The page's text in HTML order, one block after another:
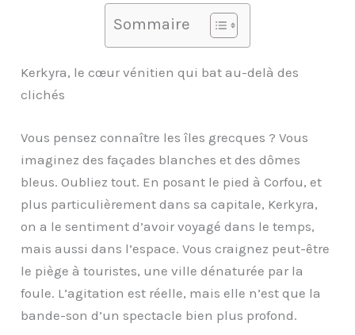
Sommaire
Kerkyra, le cœur vénitien qui bat au-delà des
clichés
Vous pensez connaître les îles grecques ? Vous
imaginez des façades blanches et des dômes
bleus. Oubliez tout. En posant le pied à Corfou, et
plus particulièrement dans sa capitale, Kerkyra,
on a le sentiment d’avoir voyagé dans le temps,
mais aussi dans l’espace. Vous craignez peut-être
le piège à touristes, une ville dénaturée par la
foule. L’agitation est réelle, mais elle n’est que la
bande-son d’un spectacle bien plus profond.